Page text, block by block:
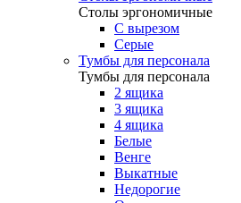
Столы эргономичные
С вырезом
Серые
Тумбы для персонала
Тумбы для персонала
2 ящика
3 ящика
4 ящика
Белые
Венге
Выкатные
Недорогие